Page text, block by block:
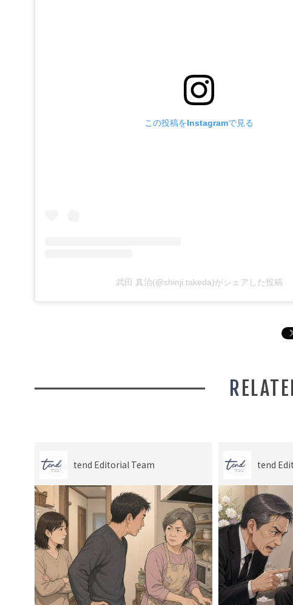
この投稿をInstagramで見る
武田 真治(@shinji.takeda)がシェアした投稿
tend Editorial Team tend